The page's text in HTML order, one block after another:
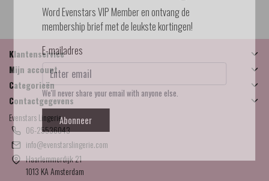
Klantenservice
Mijn account
Categorieën
Contactgegevens
Evenstars Lingerie
06-25536043
info@evenstarslingerie.com
Haarlemmerdijk 21
1013 KA Amsterdam
Word Evenstars VIP Member en ontvang de
membership brief met de leukste kortingen!
E-mailadres
We'll never share your email with anyone else.
Abonneer